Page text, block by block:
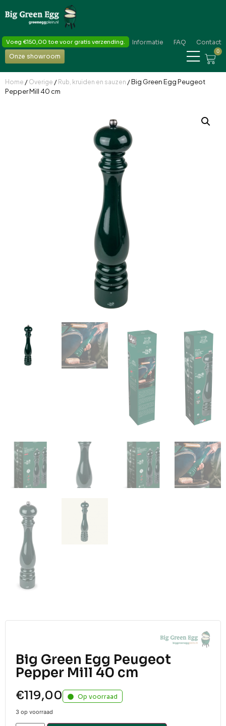
Voeg €150,00 toe voor gratis verzending. Informatie FAQ Contact
0
Onze showroom
Home / Overige / Rub, kruiden en sauzen / Big Green Egg Peugeot
Pepper Mill 40 cm
Big Green Egg Peugeot
Pepper Mill 40 cm
€119,00 Op voorraad
3 op voorraad